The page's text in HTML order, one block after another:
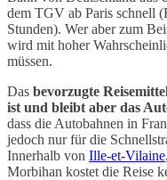
dem TGV ab Paris schnell
Stunden). Wer aber zum
wird mit hoher
müssen.
Das bevorzugte
ist und bleibt aber das
dass die Autobahnen in
jedoch nur für die
Innerhalb von Ille-et-Vilaine
Morbihan kostet die Reise